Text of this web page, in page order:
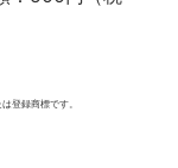
登録商標です。